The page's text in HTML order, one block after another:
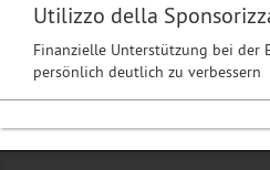
Utilizzo della
Finanzielle Unterstützung bei der
persönlich deutlich zu verbessern